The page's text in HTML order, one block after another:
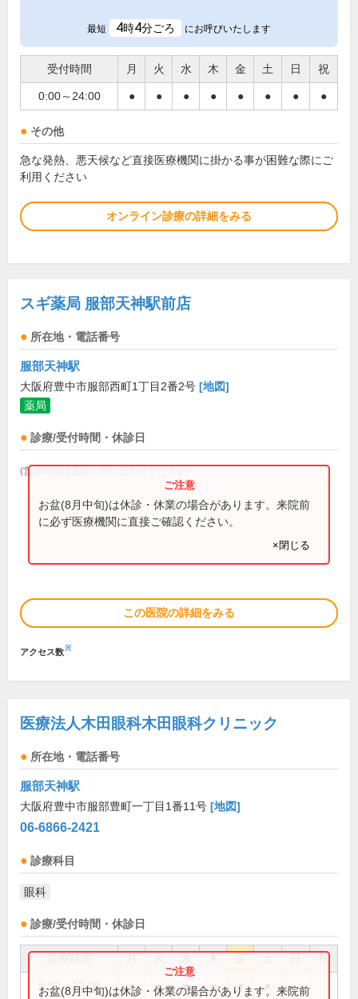
最短 4時4分ごろ にお呼びいたします
受付時間 月 火 水 木 金 土 日 祝
0:00～24:00 ● ● ● ● ● ● ● ●
その他
急な発熱、悪天候など直接医療機関に掛かる事が困難な際にご
利用ください
オンライン診療の詳細をみる
スギ薬局 服部天神駅前店
所在地・電話番号
服部天神駅
大阪府豊中市服部西町1丁目2番2号 [地図]
薬局
診療/受付時間・休診日
(営業時間は直接お問い合わせください)
お盆(8月中旬)は休診・休業の場合があります。来院前
に必ず医療機関に直接ご確認ください。
×閉じる
この医院の詳細をみる
アクセス数※
医療法人木田眼科木田眼科クリニック
所在地・電話番号
服部天神駅
大阪府豊中市服部豊町一丁目1番11号 [地図]
06-6866-2421
診療科目
眼科
診療/受付時間・休診日
祝
9:30～12:00 ● ● ● ● ●
お盆(8月中旬)は休診・休業の場合があります。来院前